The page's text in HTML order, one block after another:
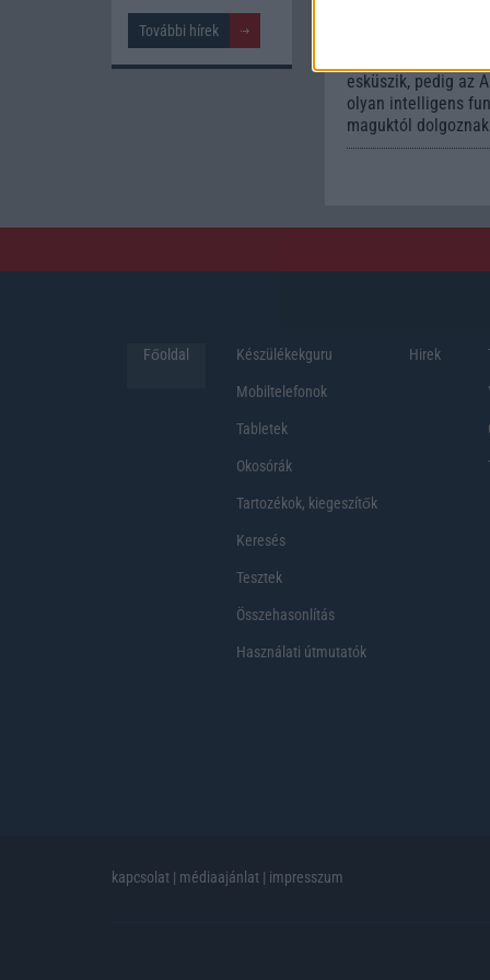
esküszik, pedig az
olyan intelligens
maguktól
További hírek
Főoldal Készülékekguru
Mobiltelefonok
Tabletek
Okosórák
Tartozékok, kiegeszítők
Keresés
Tesztek
Összehasonlítás
Használati útmutatók
Hirek
kapcsolat | médiaajánlat | impresszum